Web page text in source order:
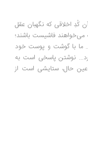
که نگهبان عقل
فاشیست باشند؛
گوشت و پوست خود
پاسخی است به
ستایشی است از